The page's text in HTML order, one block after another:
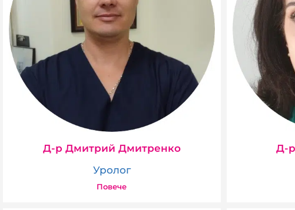
Д-р Дмитрий Дмитренко
Уролог
Повече
Д-